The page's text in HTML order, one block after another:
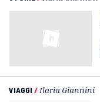
VIAGGI / Ilaria Giannini